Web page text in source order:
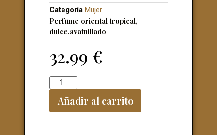
Categoría Mujer
Perfume oriental tropical,
dulce,avainillado
32.99 €
Añadir al carrito